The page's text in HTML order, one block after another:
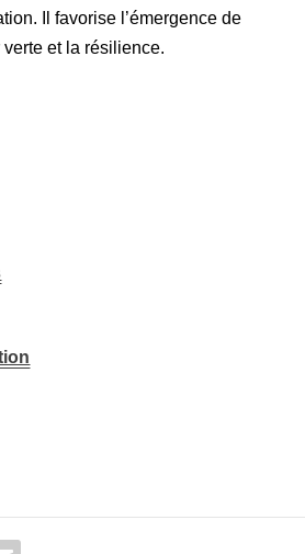
Il favorise l’émergence de
et la résilience.